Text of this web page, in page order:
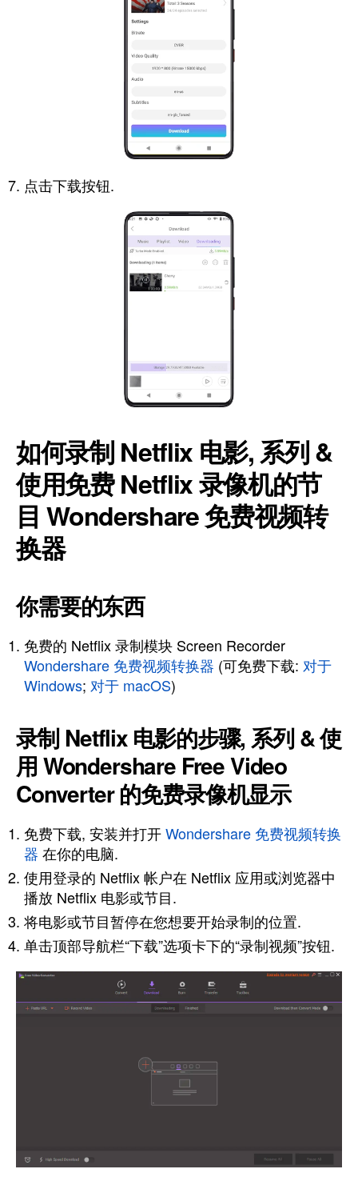
点击下载按钮.
如何录制 Netflix 电影, 系列 &
使用免费 Netflix 录像机的节
目 Wondershare 免费视频转
换器
你需要的东西
免费的 Netflix 录制模块 Screen Recorder
Wondershare 免费视频转换器 (可免费下载: 对于
Windows; 对于 macOS)
录制 Netflix 电影的步骤, 系列 & 使
用 Wondershare Free Video
Converter 的免费录像机显示
免费下载, 安装并打开Wondershare 免费视频转换
器 在你的电脑.
使用登录的 Netflix 帐户在 Netflix 应用或浏览器中
播放 Netflix 电影或节目.
将电影或节目暂停在您想要开始录制的位置.
单击顶部导航栏“下载”选项卡下的“录制视频”按钮.